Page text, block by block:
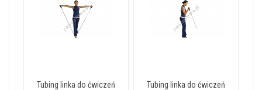
Tubing linka do ćwiczeń
Tubing linka do ćwiczeń